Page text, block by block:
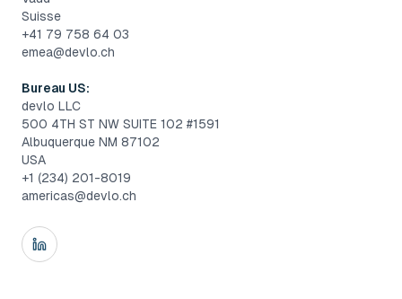
Suisse
+41 79 758 64 03
emea@devlo.ch
Bureau US:
devlo LLC
500 4TH ST NW SUITE 102 #1591
Albuquerque NM 87102
USA
+1 (234) 201-8019
americas@devlo.ch